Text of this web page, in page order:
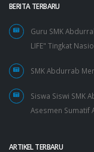
BERITA TERBARU
Guru SMK
LIFE" Tingkat
SMK Abdurrab
Siswa Siswi SMK
Asesmen Sumatif
ARTIKEL TERBARU